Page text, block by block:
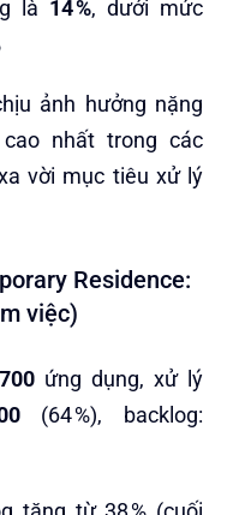
là 14 %, dưới mức
ảnh hưởng nặng
nhất trong các
vời mục tiêu xử lý
Residence:
việc)
ứng dụng, xử lý
(64 %), backlog: